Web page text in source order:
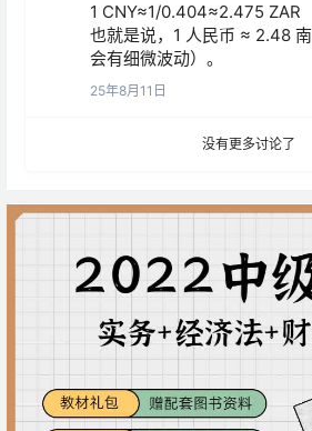
1 CNY≈1/0.404≈2.475 ZAR
也就是说，1 人民币 ≈ 2.48
会有细微波动）。
25年8月11日
没有更多讨论了